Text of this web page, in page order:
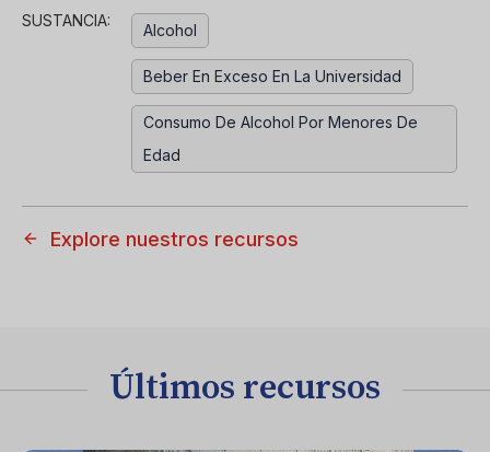
SUSTANCIA:
Alcohol
Beber En Exceso En La Universidad
Consumo De Alcohol Por Menores De
Edad
Explore nuestros recursos
Últimos recursos